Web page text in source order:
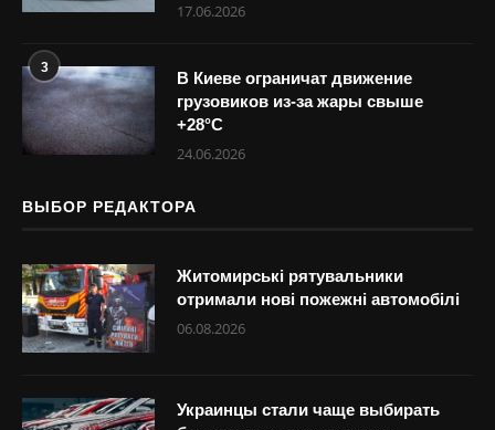
17.06.2026
3
В Киеве ограничат движение
грузовиков из-за жары свыше
+28°С
24.06.2026
ВЫБОР РЕДАКТОРА
Житомирські рятувальники
отримали нові пожежні автомобілі
06.08.2026
Украинцы стали чаще выбирать